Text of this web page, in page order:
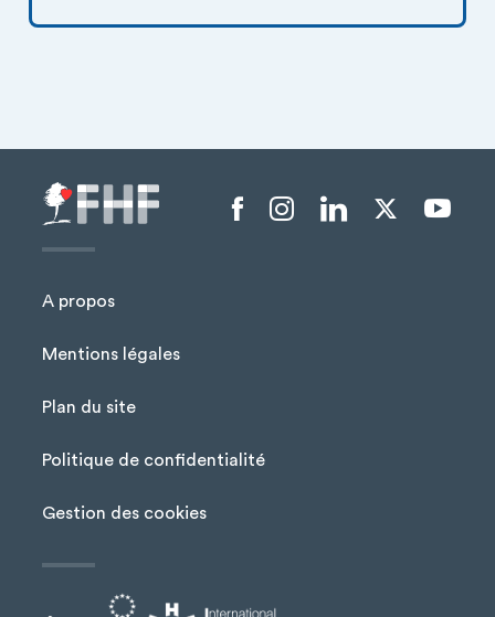
Menu Pied de page
A propos
Mentions légales
Plan du site
Politique de confidentialité
Gestion des cookies
Menu liens sociaux